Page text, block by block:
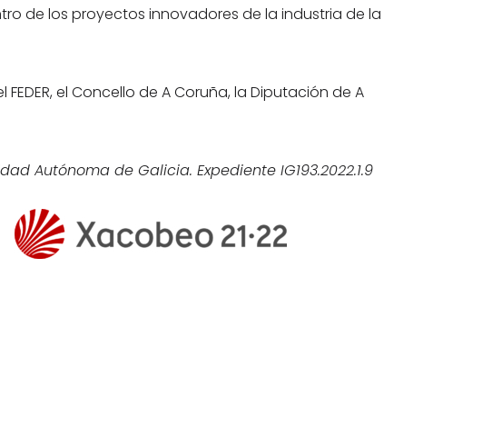
de los proyectos innovadores de la industria de la
el Concello de A Coruña, la Diputación de A
Autónoma de Galicia. Expediente IG193.2022.1.9